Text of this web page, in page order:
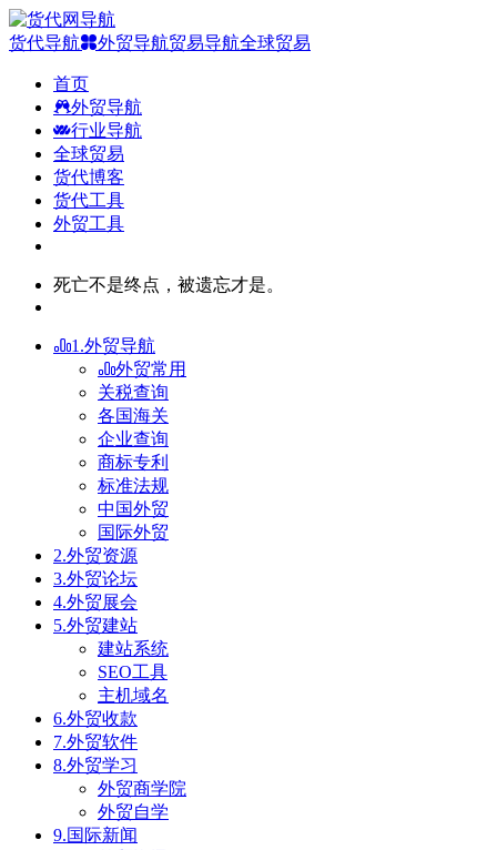
货代导航 外贸导航贸易导航全球贸易
首页
外贸导航
行业导航
全球贸易
货代博客
货代工具
外贸工具
死亡不是终点，被遗忘才是。
1.外贸导航
外贸常用
关税查询
各国海关
企业查询
商标专利
标准法规
中国外贸
国际外贸
2.外贸资源
3.外贸论坛
4.外贸展会
5.外贸建站
建站系统
SEO工具
主机域名
6.外贸收款
7.外贸软件
8.外贸学习
外贸商学院
外贸自学
9.国际新闻